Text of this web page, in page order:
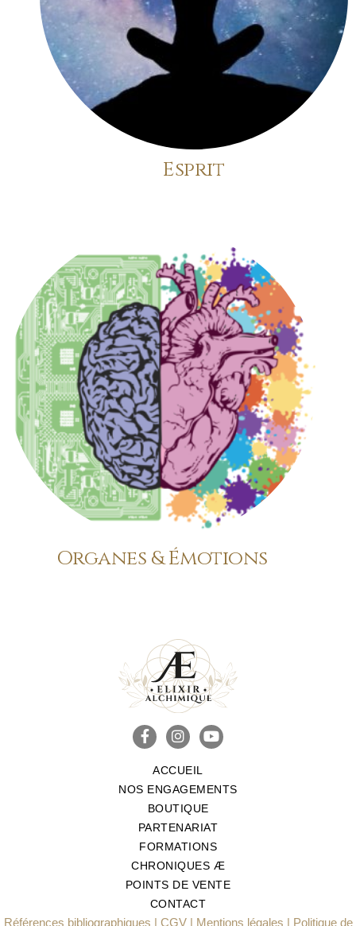
Esprit
Organes & Émotions
ACCUEIL
NOS ENGAGEMENTS
BOUTIQUE
PARTENARIAT
FORMATIONS
CHRONIQUES Æ
POINTS DE VENTE
CONTACT
Références bibliographiques | CGV| Mentions légales | Politique de